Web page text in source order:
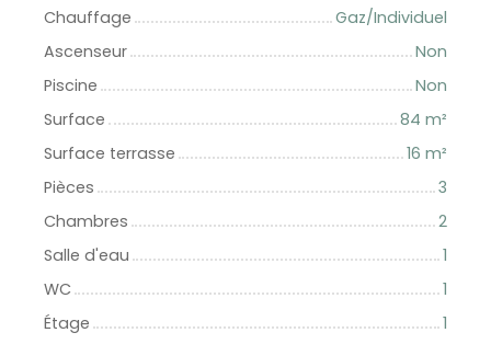
Chauffage
Gaz/Individuel
Ascenseur
Non
Piscine
Non
Surface
84 m²
Surface terrasse
16 m²
Pièces
3
Chambres
2
Salle d'eau
1
WC
1
Étage
1